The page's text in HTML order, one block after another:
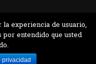
experiencia de usuario,
por entendido que usted
privacidad